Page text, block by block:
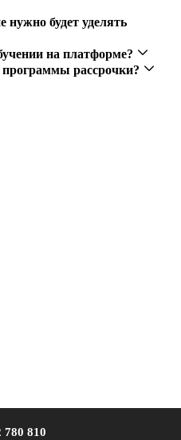
нужно будет уделять
на платформе?
программы рассрочки?
780 810